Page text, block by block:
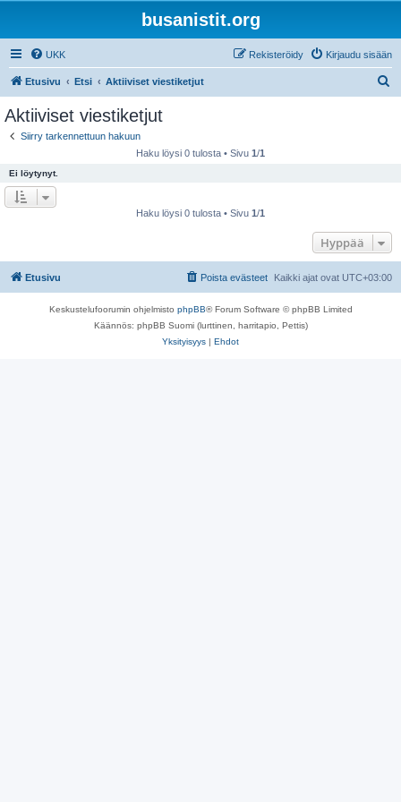
busanistit.org
UKK Kirjaudu sisään
Rekisteröidy
Etusivu Etsi Aktiiviset viestiketjut
Aktiiviset viestiketjut
Siirry tarkennettuun hakuun
Haku löysi 0 tulosta • Sivu 1/1
Ei löytynyt.
Haku löysi 0 tulosta • Sivu 1/1
Hyppää
Etusivu Kaikki ajat ovat UTC+03:00
Poista evästeet
Keskustelufoorumin ohjelmisto phpBB® Forum Software © phpBB Limited
Käännös: phpBB Suomi (lurttinen, harritapio, Pettis)
Yksityisyys | Ehdot